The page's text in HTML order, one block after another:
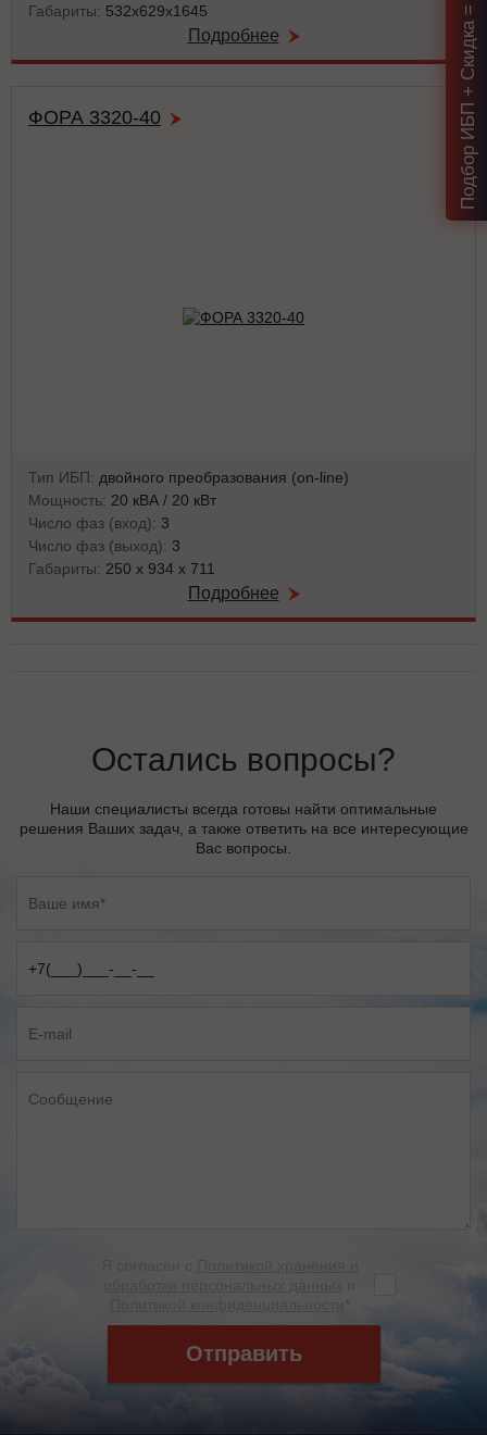
Габариты: 532х629х1645
Подробнее
ФОРА 3320-40
Тип ИБП: двойного преобразования (on-line)
Мощность: 20 кВА / 20 кВт
Число фаз (вход): 3
Число фаз (выход): 3
Габариты: 250 х 934 х 711
Подробнее
Остались вопросы?
Наши специалисты всегда готовы найти оптимальные
решения Ваших задач, а также ответить на все интересующие
Вас вопросы.
Отправить
Подбор ИБП + Скидка = 1 мин!